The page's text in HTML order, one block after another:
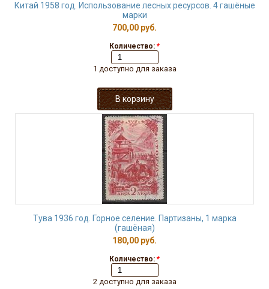
Китай 1958 год. Использование лесных ресурсов. 4 гашёные
марки
700,00 руб.
Количество: *
1 доступно для заказа
Тува 1936 год. Горное селение. Партизаны, 1 марка
(гашёная)
180,00 руб.
Количество: *
2 доступно для заказа